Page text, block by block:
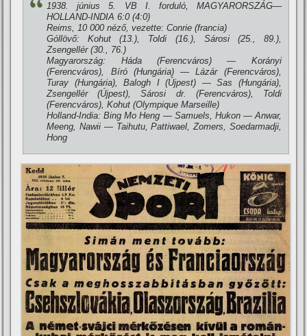
1938. június 5. VB I. forduló, MAGYARORSZÁG—
HOLLAND-INDIA 6:0 (4:0)
Reims, 10 000 néző, vezette: Conrie (francia)
Góllövő: Kohut (13.), Toldi (16.), Sárosi (25., 89.),
Zsengellér (30., 76.)
Magyarország: Háda (Ferencváros) — Korányi
(Ferencváros), Bí­ró (Hungária) — Lázár (Ferencváros),
Turay (Hungária), Balogh I (Újpest) — Sas (Hungária),
Zsengellér (Újpest), Sárosi dr. (Ferencváros), Toldi
(Ferencváros), Kohut (Olympique Marseille)
Holland-India: Bing Mo Heng — Samuels, Hukon — Anwar,
Meeng, Nawii — Taihutu, Pattiwael, Zomers, Soedarmadji,
Hong